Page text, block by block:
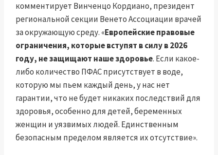
комментирует Винченцо Кордиано, президент
региональной секции Венето Ассоциации врачей
за окружающую среду. «Европейские правовые
ограничения, которые вступят в силу в 2026
году, не защищают наше здоровье. Если какое-
либо количество ПФАС присутствует в воде,
которую мы пьем каждый день, у нас нет
гарантии, что не будет никаких последствий для
здоровья, особенно для детей, беременных
женщин и уязвимых людей. Единственным
безопасным пределом является их отсутствие».